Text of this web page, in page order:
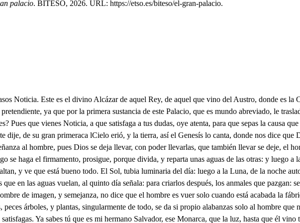
palacio. BITESO, 2026. URL: https://etso.es/biteso/el-gran-palacio.
Cielos, yo espinas; la sombra a mí me amenaza: a él le hace mayor su luz el rayo que me acobarda; él le inventó por castigo, y a veces por amenaza: yo soy la sed, él la fuente de agua viva soberana: yo soy la hambre, él la hartura, las once. Provincias manda del Impero y solo yo habrto humades cabañas: pues si es tanta su riqueza, y si es mi pocreza tanta, que todo a un tiempo le sobra, y todo a un tiempo me falta; C los Cielos, los elementos han de ser en mi favor, que él es mi hermanó mayor, y me ha de dar almentos Pues como quien ha venido con pretensiones tan altas, trae la Ignorancia con sigo? Responde. Por esta causa me valgo de ti Noticia, porque traigo la ignorancia. Ya qué pones pleito intentas a tu hermano, pues te hallas de este Palacio del Rey junto a la primera instancia: entra en Palacio Si haré. A las primeras pisadas franquearte determino este patio, que retrata al mundo que en él se abrevia, cuanto fuera de él se ensancha. El engaño dil gente poniendo está mil lazadas al mérito. Y la justicia es solo quien la desata. La calumna al que atrevido viéndole entrar a la sala del Real Consejo tan limpio le está encubriendo de nuchas. Mira que de ellos caminan con ansia de ver lograda su pretensión. Y quién tiene loca razón con más anfía. Mira. Espérate noticia, que a poco precio hacen franca: ol el agua en este zaguán, agua venden a la entrada a esta porio, traen gran sed los que andan en pretensiones. Noticia, mayor pienso que la sacan. La esperanza aquí les pone este socorro de agua. Eso es mitigar el fuego, no apagarle. porqué causa? Porque tendrán mayor sed si beben de la esperanza Esas tiendas de Palacio no ves? Oye, una cosa extraña leo sobre aquella tienda. Dila, si a seer alcunzas como dice. Aquí se venden piedras para, tenir canas. Que nec, a la hipocresía anda cumbriendo las faltas de la la vejez. De qué suerte? El cartel nos declara. remedio para cubrirlas, pero no para quitarlas. De todos andan teñidos: según eso, allí la trampa, y el embuste traen rosario, capa, y gorra la ignorancia: la riqueza anda pidiendo: la pobreza anda muy falsa, haciéndose poderosa: desnuda la verdad anda, y la mentira vestida: por allí la risa pasa: llorando iba la tristeza: riendo allí se agasaja. lalisonja; y la humildad solamente es la arrastrada, Pero guárdense que el tinte exterior no se le cmiga, que han de ser tantas después en sabiendo que son canas, Ignorancia, sois malicia, oh ignorancia? Linda gracia. dime Noticia, pues cuando no es Malicia la Ignorancia? Que, se vendo en estas tiendas Espejos que desengañan. Antes, son el mismo engaño si en ello mejor reparas, porque solo es el mejor, aquel que hace mejor cara. Aquí que venden? Antojos, Esos no hay quien no los traiga unos hay que hacen antojos de ser Caballeros, y andan sembrando genzalogías: otros también solo bajan a decir que no pretenden, y es solo porque no alcanzan: otros vanos se los ponen, de ocho grados, y siempre anda diciendo a todos? él Rey me ha de buscar en mi casa, Aquesos son los precitos, y arrojados de la gracia del Rey buscuenle, y verán que a este Rey todas le hallan. Prisa hay en aquella tienda. (hados, Que se vende? A bofetadas andan allí los con- comprando antojos de larga vista. Dime para que los compras Es una traza, para creer que está cerca, lo que está lejos. Y basta aquello que el cristal fnge? No basta; pero repara en que siempre le ha regido por anto, os la confianza: quedo que entra el Real Consejo del Rey tu hermano, Ya pasan sus Togados. Ya entra dentro: Ya en diferentes salas se reparte la justicia. ahora la verdad se aparta haber pleitos. Pero en todas justicia, y verdad se abrazan: pasa los ojos después, y al cielo por estas gradas. puedes subir. Por allí se ha de subir? Diez estancias has de ver antes que llegues junto a su imperial morada, Afuera, afuera, aparta. Quién es aquel Soldado que pasa. alicuarto del Rey? Santiano. Mucha pente la acompaña. Una Cruz trae en el pecho, Ahora se la puso. Aparta. Sea nora buena la Cruz señor lacoro. Gozadla para honra del que la dio. Conserucos el Cielo Eip que para serviros solo confiesa que la deseaba Míguel. JacoFo, mi amigo, Ya yo se Míguel con cuanta fineza en mis pretensiones me habéis ganado la gracia del Rey. Sois tan gran Soldado, que solo ha sido una paga de lo que vos merecéis. oldado como vos,